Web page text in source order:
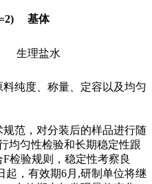
基体
生理盐水
纯度、称量、定容以及均匀
范，对分装后的样品进行随
均匀性检验和长期稳定性跟
检验规则，稳定性考察良
起，有效期6月,研制单位将继